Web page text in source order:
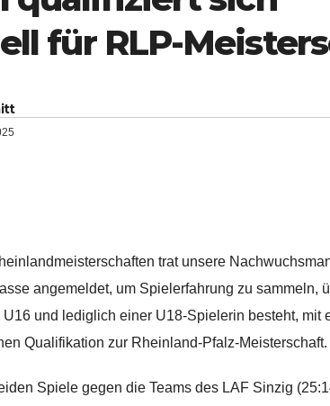
für RLP-
trat unsere
angemeldet, um Spielerfahrung zu sammeln,
und lediglich einer U18-Spielerin besteht, mit
Qualifikation zur Rheinland-Pfalz-Meisterschaft.
Spiele gegen die Teams des LAF Sinzig